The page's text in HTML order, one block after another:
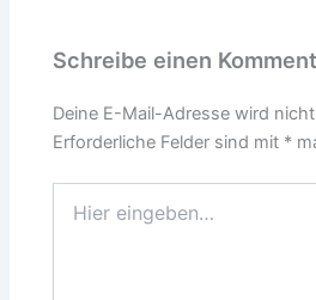
Schreibe einen
Deine E-Mail-Adresse wird
Erforderliche Felder sind mit *
eingeben…